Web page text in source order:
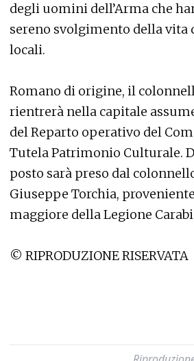
degli uomini dell’Arma che
sereno svolgimento della vita
locali.
Romano di origine, il
rientrerà nella capitale
del Reparto operativo del
Tutela Patrimonio Culturale.
posto sarà preso dal
Giuseppe Torchia,
maggiore della Legione
© RIPRODUZIONE RISERVATA